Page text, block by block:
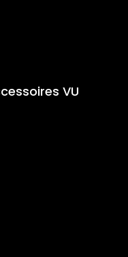
VU